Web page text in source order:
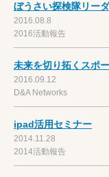
ぼうさい探検隊リー
2016.08.8
2016活動報告
未来を切り拓くスポ
2016.09.12
D&A Networks
ipad活用セミナー
2014.11.28
2014活動報告